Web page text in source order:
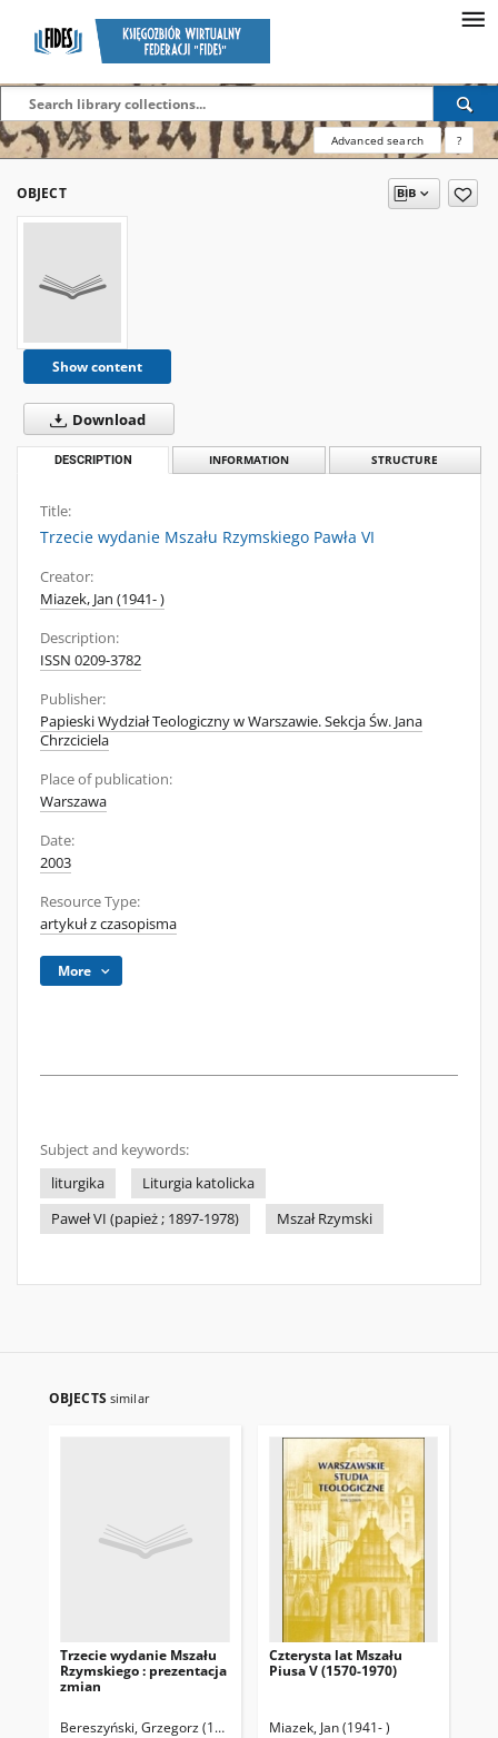
Advanced search ?
OBJECT
Show content
Download
DESCRIPTION INFORMATION STRUCTURE
Title:
Trzecie wydanie Mszału Rzymskiego Pawła VI
Creator:
Miazek, Jan (1941- )
Description:
ISSN 0209-3782
Publisher:
Papieski Wydział Teologiczny w Warszawie. Sekcja Św. Jana
Chrzciciela
Place of publication:
Warszawa
Date:
2003
Resource Type:
artykuł z czasopisma
More
Subject and keywords:
liturgika
Liturgia katolicka
Paweł VI (papież ; 1897-1978)
Mszał Rzymski
OBJECTS similar
Trzecie wydanie Mszału
Rzymskiego : prezentacja
zmian
Bereszyński, Grzegorz (1964-)
Czterysta lat Mszału
Piusa V (1570-1970)
Miazek, Jan (1941- )